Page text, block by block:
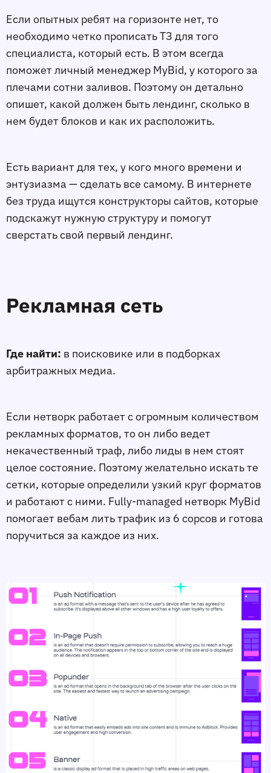
Если опытных ребят на горизонте нет, то
необходимо четко прописать ТЗ для того
специалиста, который есть. В этом всегда
поможет личный менеджер MyBid, у которого за
плечами сотни заливов. Поэтому он детально
опишет, какой должен быть лендинг, сколько в
нем будет блоков и как их расположить.
Есть вариант для тех, у кого много времени и
энтузиазма — сделать все самому. В интернете
без труда ищутся конструкторы сайтов, которые
подскажут нужную структуру и помогут
сверстать свой первый лендинг.
Рекламная сеть
Где найти: в поисковике или в подборках
арбитражных медиа.
Если нетворк работает с огромным количеством
рекламных форматов, то он либо ведет
некачественный траф, либо лиды в нем стоят
целое состояние. Поэтому желательно искать те
сетки, которые определили узкий круг форматов
и работают с ними. Fully-managed нетворк MyBid
помогает вебам лить трафик из 6 сорсов и готова
поручиться за каждое из них.